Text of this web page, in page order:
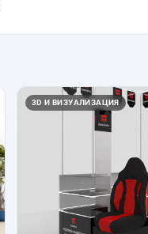
3D И ВИЗУАЛИЗАЦИЯ